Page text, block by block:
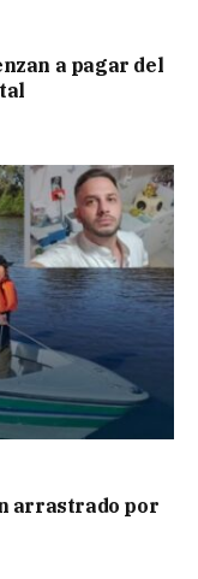
a pagar del
arrastrado por